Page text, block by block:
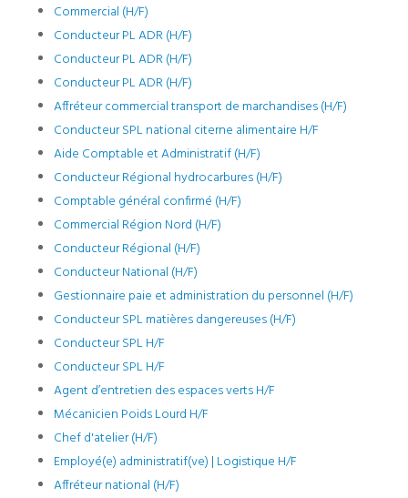
Commercial (H/F)
Conducteur PL ADR (H/F)
Conducteur PL ADR (H/F)
Conducteur PL ADR (H/F)
Affréteur commercial transport de marchandises (H/F)
Conducteur SPL national citerne alimentaire H/F
Aide Comptable et Administratif (H/F)
Conducteur Régional hydrocarbures (H/F)
Comptable général confirmé (H/F)
Commercial Région Nord (H/F)
Conducteur Régional (H/F)
Conducteur National (H/F)
Gestionnaire paie et administration du personnel (H/F)
Conducteur SPL matières dangereuses (H/F)
Conducteur SPL H/F
Conducteur SPL H/F
Agent d’entretien des espaces verts H/F
Mécanicien Poids Lourd H/F
Chef d'atelier (H/F)
Employé(e) administratif(ve) | Logistique H/F
Affréteur national (H/F)